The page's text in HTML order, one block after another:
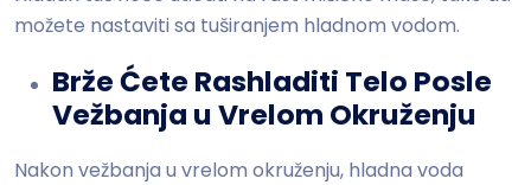
možete nastaviti sa tuširanjem hladnom vodom.
Brže Ćete Rashladiti Telo Posle
Vežbanja u Vrelom Okruženju
Nakon vežbanja u vrelom okruženju, hladna voda